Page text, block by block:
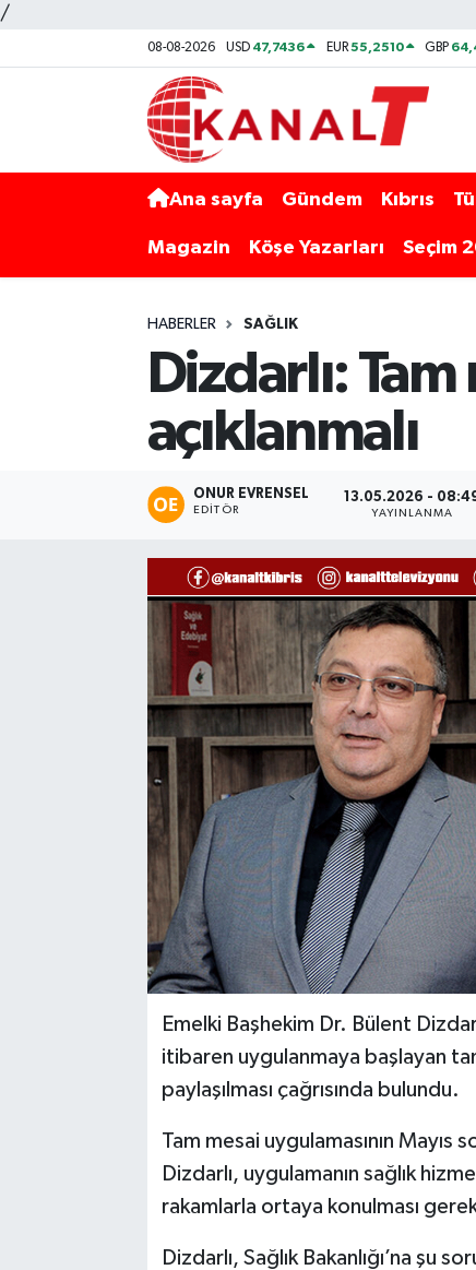
/
08-08-2026 USD 47,7436 EUR55,2510 GBP
Ana sayfa Gündem Kıbrıs
Magazin Köşe Yazarları Seçim
HABERLER SAĞLIK
Dizdarlı:
açıklanmalı
ONUR EVRENSEL
EDITÖR
13.05.2026 -
YAYINLANMA
Emelki Başhekim Dr. Bülent
itibaren uygulanmaya başlayan
paylaşılması çağrısında bulundu.
Tam mesai uygulamasının Mayıs
Dizdarlı, uygulamanın sağlık
rakamlarla ortaya konulması
Dizdarlı, Sağlık Bakanlığı’na şu